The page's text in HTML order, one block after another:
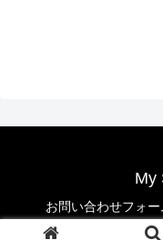
My
お問い合わせフォー